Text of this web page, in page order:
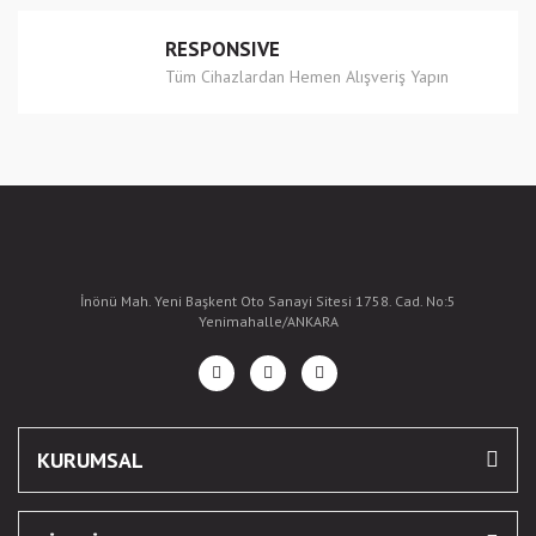
RESPONSIVE
Tüm Cihazlardan Hemen Alışveriş Yapın
İnönü Mah. Yeni Başkent Oto Sanayi Sitesi 1758. Cad. No:5
Yenimahalle/ANKARA
KURUMSAL